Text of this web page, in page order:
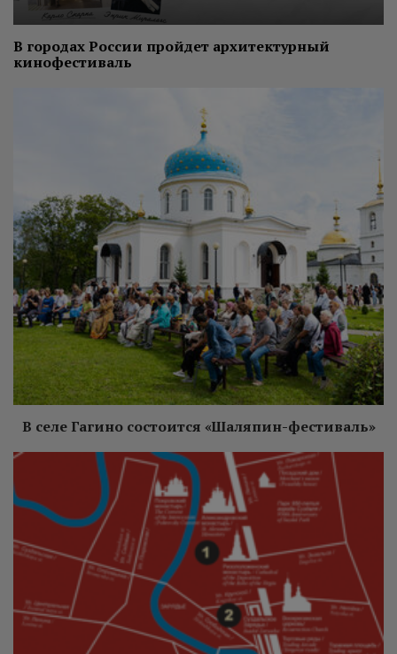
В городах России пройдет архитектурный
кинофестиваль
В селе Гагино состоится «Шаляпин-фестиваль»